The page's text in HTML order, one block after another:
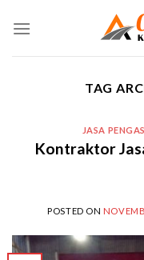
TAG
JASA
Kontraktor
POSTED ON